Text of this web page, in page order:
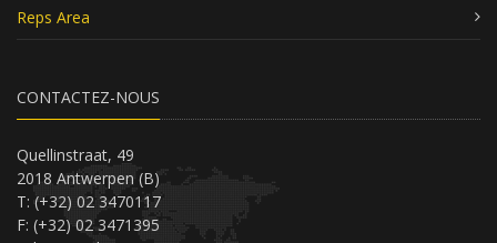
Reps Area
CONTACTEZ-NOUS
Quellinstraat, 49
2018 Antwerpen (B)
T: (+32) 02 3470117
F: (+32) 02 3471395